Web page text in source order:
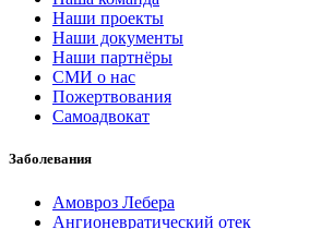
Наши проекты
Наши документы
Наши партнёры
СМИ о нас
Пожертвования
Самоадвокат
Заболевания
Амовроз Лебера
Ангионевратический отек